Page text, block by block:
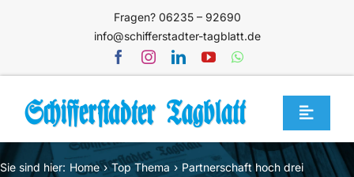
Fragen? 06235 – 92690
info@schifferstadter-tagblatt.de
Toggle
Home
Sie sind hier: Home Top Thema Partnerschaft hoch drei